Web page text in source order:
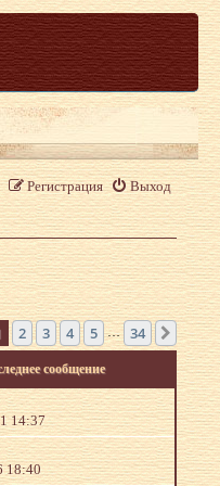
Выход
Регистрация
1 из 34
2 3 4 5 … 34 След.
сообщение
14:37
18:40